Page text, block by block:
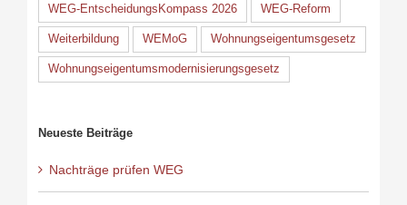
WEG-EntscheidungsKompass 2026 WEG-Reform
Weiterbildung WEMoG Wohnungseigentumsgesetz
Wohnungseigentumsmodernisierungsgesetz
Neueste Beiträge
Nachträge prüfen WEG